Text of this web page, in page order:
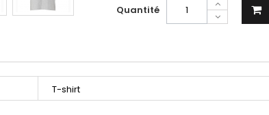
Quantité
T-shirt